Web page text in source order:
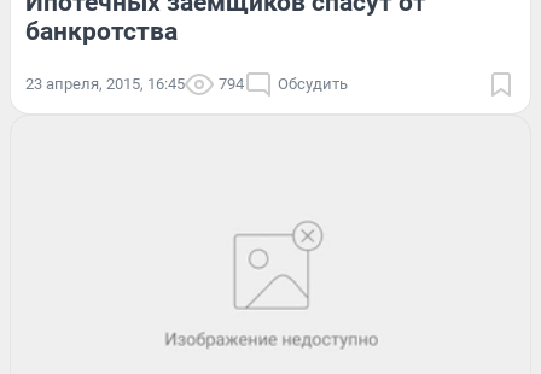
банкротства
23 апреля, 2015, 16:45 794 Обсудить